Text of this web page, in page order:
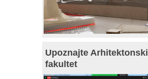
Upoznajte Arhitektonski
fakultet